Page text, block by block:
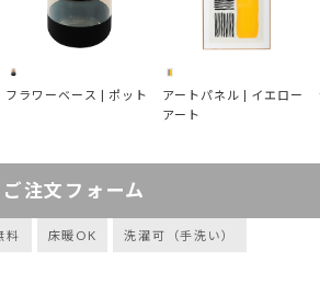
フラワーベース | ポット
アートパネル | イエロー
アート
ご注文フォーム
料 床暖OK 洗濯可（手洗い）